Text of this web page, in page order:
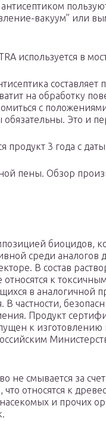
антисептиком
вакуум” или
используется в
на обработку
с
Это и
продукт 3 года с
пены. Обзор
биоцидов,
среди аналогов
В состав
к
в аналогичной
частности,
Продукт
к изготовлению
не смывается за
относятся к
и прочих